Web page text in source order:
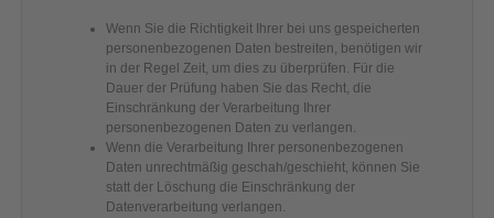
Wenn Sie die Richtigkeit Ihrer bei uns gespeicherten
personenbezogenen Daten bestreiten, benötigen wir
in der Regel Zeit, um dies zu überprüfen. Für die
Dauer der Prüfung haben Sie das Recht, die
Einschränkung der Verarbeitung Ihrer
personenbezogenen Daten zu verlangen.
Wenn die Verarbeitung Ihrer personenbezogenen
Daten unrechtmäßig geschah/geschieht, können Sie
statt der Löschung die Einschränkung der
Datenverarbeitung verlangen.